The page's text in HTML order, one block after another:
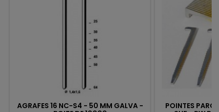
AGRAFES 16 NC-S4 - 50 MM GALVA -
POINTES